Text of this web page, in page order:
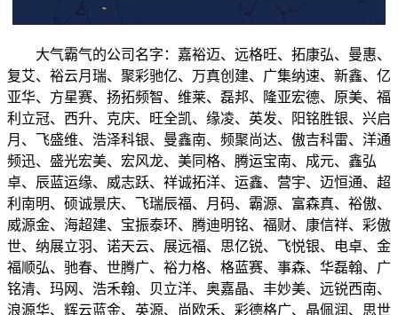
大气霸气的公司名字：嘉裕迈、远格旺、拓康弘、曼惠、
复艾、裕云月瑞、聚彩驰亿、万真创建、广集纳速、新鑫、亿
亚华、方星赛、扬拓频智、维莱、磊邦、隆亚宏德、原美、福
利立冠、西升、克庆、旺全凯、缘凌、英发、阳铭胜银、兴启
月、飞盛维、浩泽科银、曼鑫南、频聚尚达、傲吉科雷、洋通
频迅、盛光宏美、宏风龙、美同格、腾运宝南、成元、鑫弘
卓、辰蓝运缘、威志跃、祥诚拓洋、运鑫、营宇、迈恒通、超
利南明、硕诚景庆、飞瑞辰福、月码、霸源、富森真、裕傲、
威源金、海超建、宝振泰环、腾迪明铭、福财、康信祥、彩傲
世、纳展立羽、诺天云、展远福、思亿锐、飞悦银、电卓、金
福顺弘、驰春、世腾广、裕力格、格蓝赛、事森、华磊翰、广
铭清、玛网、浩禾翰、贝立洋、奥嘉晶、丰妙美、远锐西南、
浪源华、辉云蓝金、英源、尚欧禾、彩德格广、晶佩润、思世